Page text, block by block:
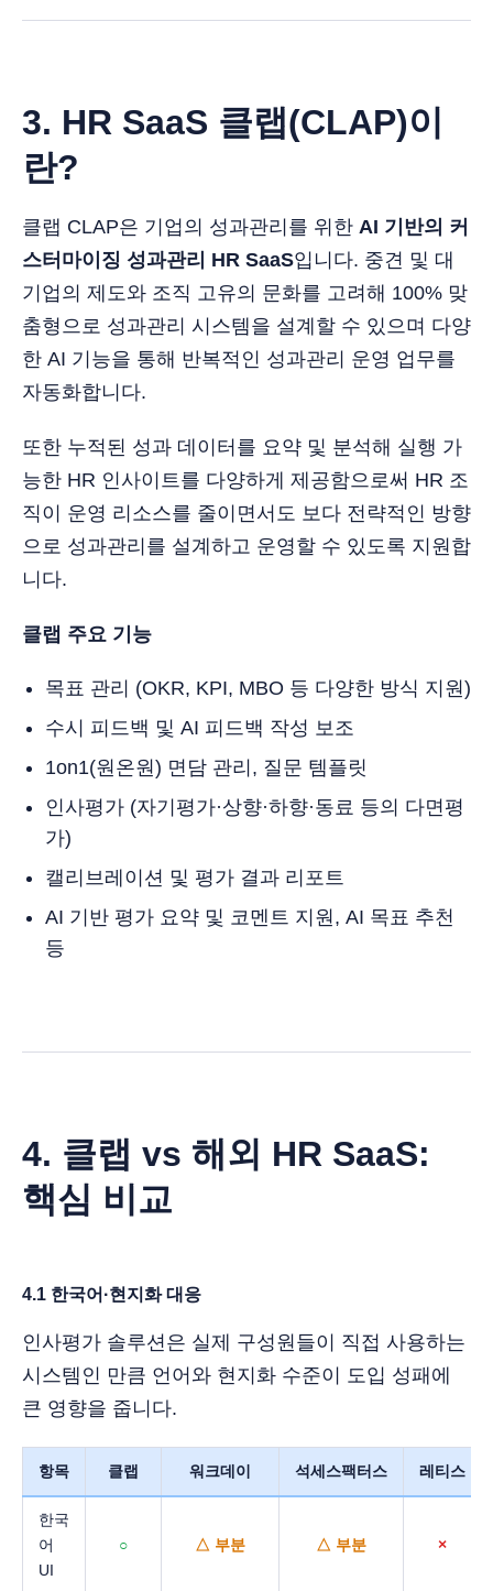
3. HR SaaS 클랩(CLAP)이
란?
클랩 CLAP은 기업의 성과관리를 위한 AI 기반의 커
스터마이징 성과관리 HR SaaS입니다. 중견 및 대
기업의 제도와 조직 고유의 문화를 고려해 100% 맞
춤형으로 성과관리 시스템을 설계할 수 있으며 다양
한 AI 기능을 통해 반복적인 성과관리 운영 업무를
자동화합니다.
또한 누적된 성과 데이터를 요약 및 분석해 실행 가
능한 HR 인사이트를 다양하게 제공함으로써 HR 조
직이 운영 리소스를 줄이면서도 보다 전략적인 방향
으로 성과관리를 설계하고 운영할 수 있도록 지원합
니다.
클랩 주요 기능
목표 관리 (OKR, KPI, MBO 등 다양한 방식 지원)
수시 피드백 및 AI 피드백 작성 보조
1on1(원온원) 면담 관리, 질문 템플릿
인사평가 (자기평가·상향·하향·동료 등의 다면평
가)
캘리브레이션 및 평가 결과 리포트
AI 기반 평가 요약 및 코멘트 지원, AI 목표 추천
등
4. 클랩 vs 해외 HR SaaS:
핵심 비교
4.1 한국어·현지화 대응
인사평가 솔루션은 실제 구성원들이 직접 사용하는
시스템인 만큼 언어와 현지화 수준이 도입 성패에
큰 영향을 줍니다.
항목 클랩 워크데이 석세스팩터스 레티스
한국
어
UI
○ △ 부분 △ 부분 ×